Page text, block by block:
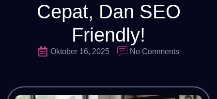
Cepat, Dan SEO
Friendly!
Oktober 16, 2025 No Comments